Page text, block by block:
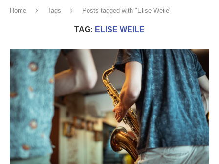
Home Tags Posts tagged with "Elise Weile"
TAG: ELISE WEILE